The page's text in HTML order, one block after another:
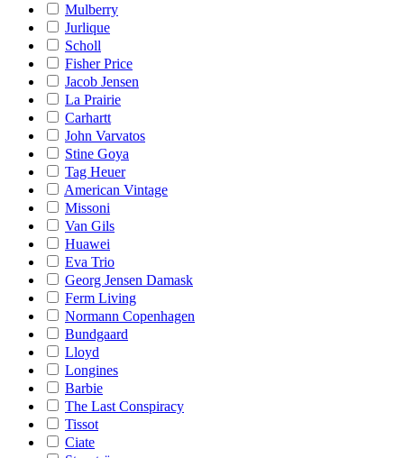
Mulberry
Jurlique
Scholl
Fisher Price
Jacob Jensen
La Prairie
Carhartt
John Varvatos
Stine Goya
Tag Heuer
American Vintage
Missoni
Van Gils
Huawei
Eva Trio
Georg Jensen Damask
Ferm Living
Normann Copenhagen
Bundgaard
Lloyd
Longines
Barbie
The Last Conspiracy
Tissot
Ciate